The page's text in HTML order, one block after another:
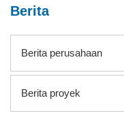
Berita
Berita perusahaan
Berita proyek